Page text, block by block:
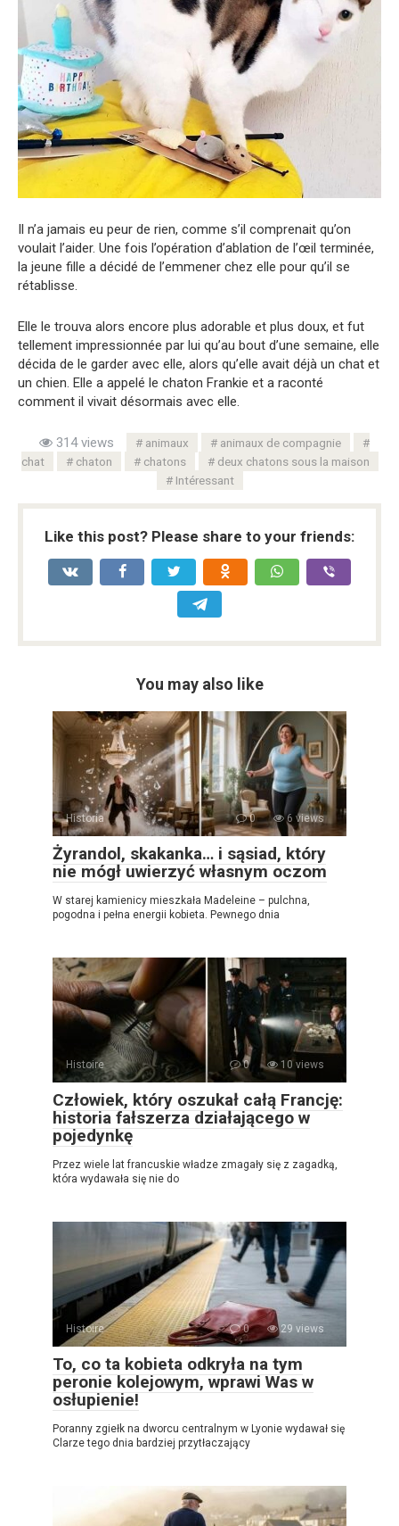
Il n’a jamais eu peur de rien, comme s’il comprenait qu’on
voulait l’aider. Une fois l’opération d’ablation de l’œil terminée,
la jeune fille a décidé de l’emmener chez elle pour qu’il se
rétablisse.
Elle le trouva alors encore plus adorable et plus doux, et fut
tellement impressionnée par lui qu’au bout d’une semaine, elle
décida de le garder avec elle, alors qu’elle avait déjà un chat et
un chien. Elle a appelé le chaton Frankie et a raconté
comment il vivait désormais avec elle.
314 views animaux
animaux de compagnie
chat
chaton chatons
deux chatons sous la maison
Intéressant
Like this post? Please share to your friends:
You may also like
Historia 0 6 views
Żyrandol, skakanka… i sąsiad, który
nie mógł uwierzyć własnym oczom
W starej kamienicy mieszkała Madeleine – pulchna,
pogodna i pełna energii kobieta. Pewnego dnia
Histoire 0 10 views
Człowiek, który oszukał całą Francję:
historia fałszerza działającego w
pojedynkę
Przez wiele lat francuskie władze zmagały się z zagadką,
która wydawała się nie do
Histoire 0 29 views
To, co ta kobieta odkryła na tym
peronie kolejowym, wprawi Was w
osłupienie!
Poranny zgiełk na dworcu centralnym w Lyonie wydawał się
Clarze tego dnia bardziej przytłaczający